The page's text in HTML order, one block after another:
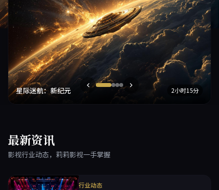
星际迷航：新纪元 2小时15分
最新资讯
影视行业动态，莉莉影视一手掌握
行业动态